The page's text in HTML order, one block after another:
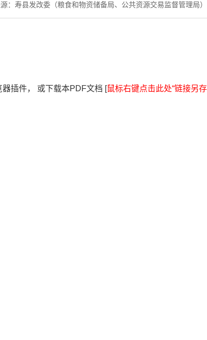
：寿县发改委（粮食和物资储备局、公共资源交易监督管理局）
插件， 或下载本PDF文档 [鼠标右键点击此处“链接另存